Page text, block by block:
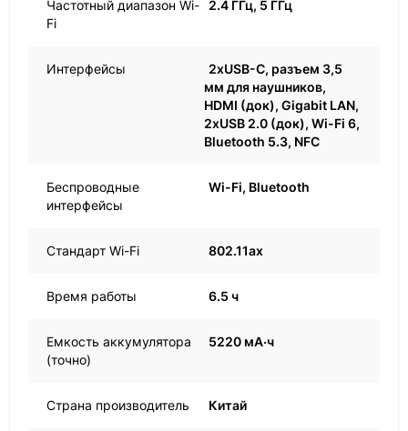
Частотный диапазон Wi-
Fi
2.4 ГГц, 5 ГГц
Интерфейсы
2хUSB-C, разъем 3,5
мм для наушников,
HDMI (док), Gigabit LAN,
2хUSB 2.0 (док), Wi-Fi 6,
Bluetooth 5.3, NFC
Беспроводные
интерфейсы
Wi-Fi, Bluetooth
Стандарт Wi-Fi 802.11ax
Время работы 6.5 ч
Емкость аккумулятора
(точно)
5220 мА·ч
Страна производитель Китай